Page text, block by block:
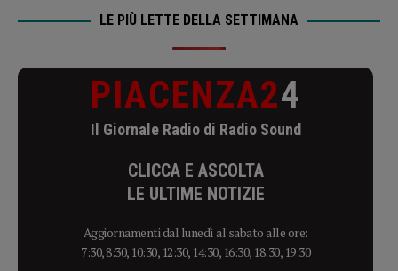
LE PIÙ LETTE DELLA SETTIMANA
PIACENZA24
Il Giornale Radio di Radio Sound
CLICCA E ASCOLTA
LE ULTIME NOTIZIE
Aggiornamenti dal lunedì al sabato alle ore:
7:30, 8:30, 10:30, 12:30, 14:30, 16:30, 18:30, 19:30